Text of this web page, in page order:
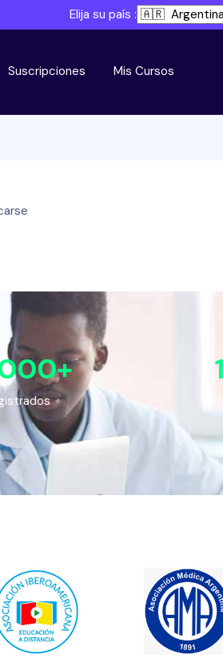
Elija su país :
Suscripciones Mis Cursos
+